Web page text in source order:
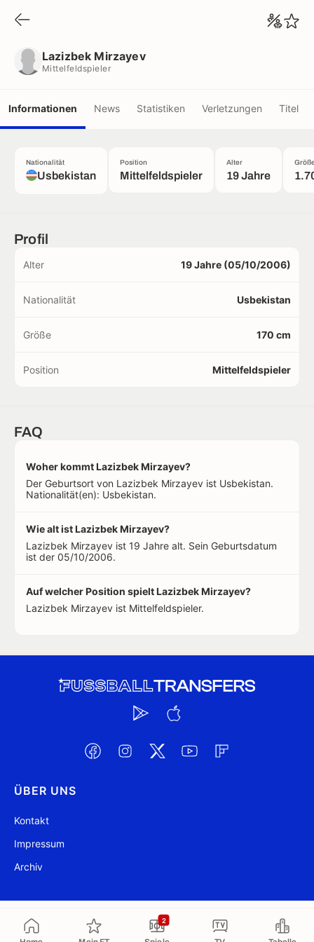
2
Lazizbek Mirzayev
Mittelfeldspieler
Informationen News Statistiken Verletzungen Titel
Nationalität
Usbekistan
Position
Mittelfeldspieler
Alter
19 Jahre
Profil
Alter 19 Jahre (05/10/2006)
Nationalität Usbekistan
Größe 170 cm
Position Mittelfeldspieler
FAQ
Woher kommt Lazizbek Mirzayev?
Der Geburtsort von Lazizbek Mirzayev ist Usbekistan.
Nationalität(en): Usbekistan.
Wie alt ist Lazizbek Mirzayev?
Lazizbek Mirzayev ist 19 Jahre alt. Sein Geburtsdatum
ist der 05/10/2006.
Auf welcher Position spielt Lazizbek Mirzayev?
Lazizbek Mirzayev ist Mittelfeldspieler.
ÜBER UNS
Kontakt
Impressum
Archiv
@ FussballTransfers.com 2009-2026